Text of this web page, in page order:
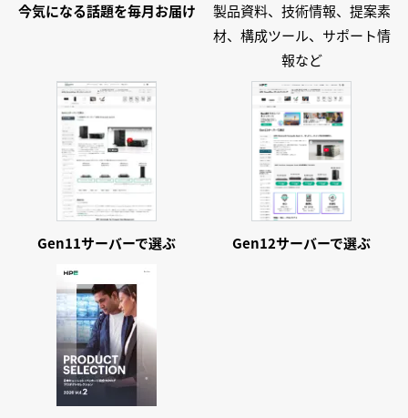
世界で最も安心なサーバーHPE ProLiant Compute Gen12
安心 ～業界に先駆けたセキュリティ～
世界で最も安心なサーバーHPE ProLiant Compute Gen12
自動化 ～AI主導の運用管理～
【前世紀AI技術者が語るシリーズ】卓上扇風機を自作する
HPE社員が液冷技術を語る
加速するITサステナビリティ‐AI時代に対応するエネルギー
効率の向上と冷却
HPE Linux技術情報サイトの歩き方～Linux技術情報サイト
をリニューアルしました～
ITサステナビリティ HPE Discover More AI 東京 2025イベ
ントレポート
進むサステナブルIT活用 ‐ AI普及に向けたサーバーの省エ
ネルギー対策
HPE Aruba Networking ClientMatchによるWi-Fi接続の最
子供たちがAIとサーバーを学んだ日 ～ HPE Family Day
2024 ～
今気になる話題を毎月お届け
製品資料、技術情報、提案素
材、構成ツール、サポート情
報など
Gen11サーバーで選ぶ Gen12サーバーで選ぶ